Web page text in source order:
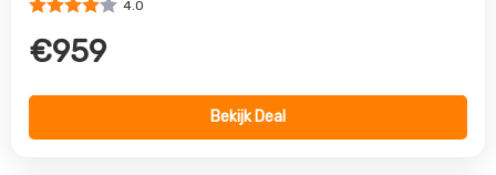
Grand Hyatt Dubai
Dubai Stad, Dubai, Verenigde Arabische Emiraten
€907